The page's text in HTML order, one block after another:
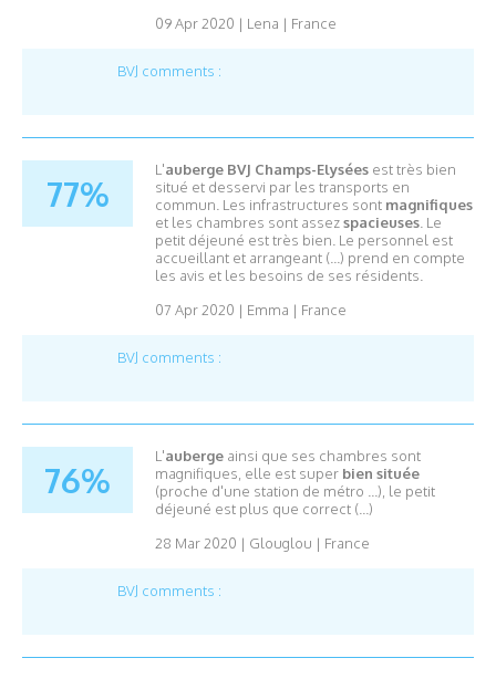
09 Apr 2020 | Lena | France
BVJ comments :
77%
L'auberge BVJ Champs-Elysées est très bien
situé et desservi par les transports en
commun. Les infrastructures sont magnifiques
et les chambres sont assezspacieuses. Le
petit déjeuné est très bien. Le personnel est
accueillant et arrangeant (...) prend en compte
les avis et les besoins de ses résidents.
07 Apr 2020 | Emma | France
BVJ comments :
76%
L'auberge ainsi que ses chambres sont
magnifiques, elle est super bien située
(proche d'une station de métro ...), le petit
déjeuné est plus que correct (...)
28 Mar 2020 | Glouglou | France
BVJ comments :